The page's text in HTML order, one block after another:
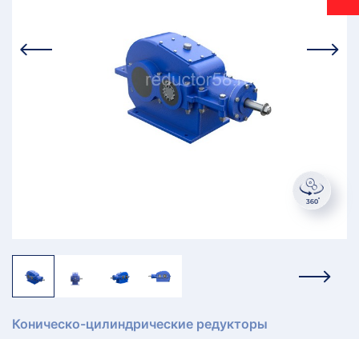
Коническо-цилиндрические редукторы